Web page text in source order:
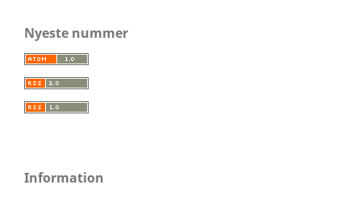
Nyeste nummer
Information